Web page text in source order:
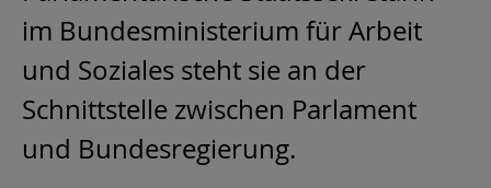
im Bundesministerium für Arbeit
und Soziales steht sie an der
Schnittstelle zwischen Parlament
und Bundesregierung.